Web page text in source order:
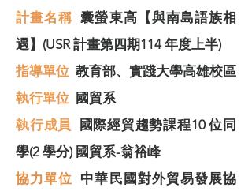
計畫名稱 囊螢東高【與南島語族相
遇】(USR 計畫第四期114 年度上半)
指導單位 教育部、實踐大學高雄校區
​執行單位 國貿系
執行成員
國際經貿趨勢課程10 位同
學(2 學分) 國貿系-翁裕峰
協力單位 中華民國對外貿易發展協